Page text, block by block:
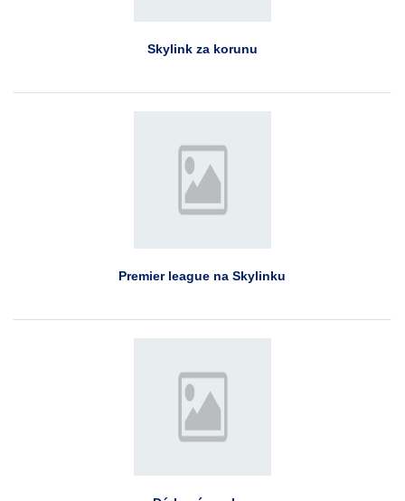
Skylink za korunu
Premier league na Skylinku